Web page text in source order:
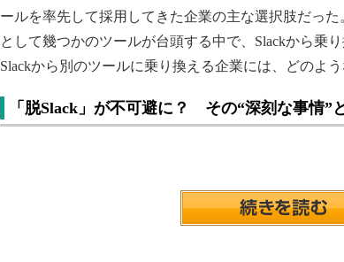
ールを率先して採用してきた企業の主な選択肢だっ
として幾つかのツールが台頭する中で、Slackから乗
Slackから別のツールに乗り換える企業には、どのよう
「脱Slack」が不可避に？ その“深刻な事情”